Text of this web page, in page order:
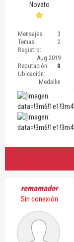
Novato
Mensajes:
3
Temas:
2
Registro:
Aug 2019
Reputación:
0
Ubicación:
Medellin
remamador
Sin conexión